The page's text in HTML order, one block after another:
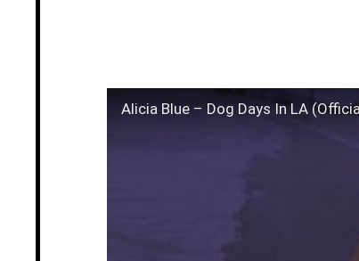
Alicia Blue – Dog Days In LA